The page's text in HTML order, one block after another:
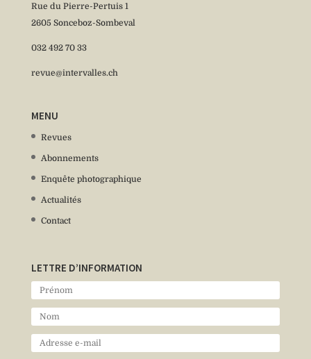
Rue du Pierre-Pertuis 1
2605 Sonceboz-Sombeval
032 492 70 33
revue@intervalles.ch
MENU
Revues
Abonnements
Enquête photographique
Actualités
Contact
LETTRE D’INFORMATION